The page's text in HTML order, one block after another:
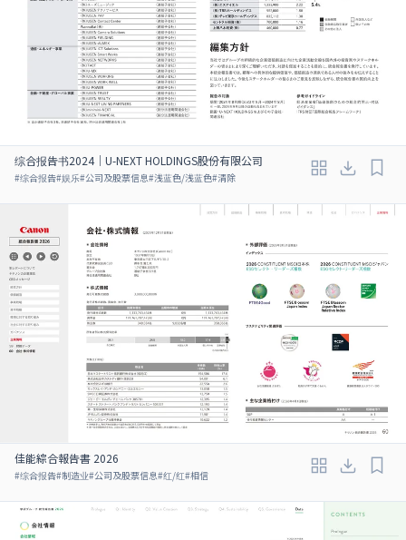
综合报告书2024｜U-NEXT HOLDINGS股份有限公司
#综合报告#娱乐#公司及股票信息#浅蓝色/浅蓝色#清除
佳能綜合報告書 2026
#综合报告#制造业#公司及股票信息#红/红#相信